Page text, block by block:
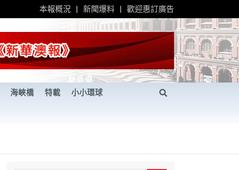
本報概況 新聞爆料 歡迎惠訂廣告
海峽橋 特載 小小環球